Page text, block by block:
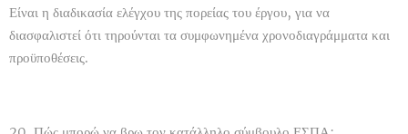
Είναι η διαδικασία ελέγχου της πορείας του έργου, για να
διασφαλιστεί ότι τηρούνται τα συμφωνημένα χρονοδιαγράμματα και
προϋποθέσεις.